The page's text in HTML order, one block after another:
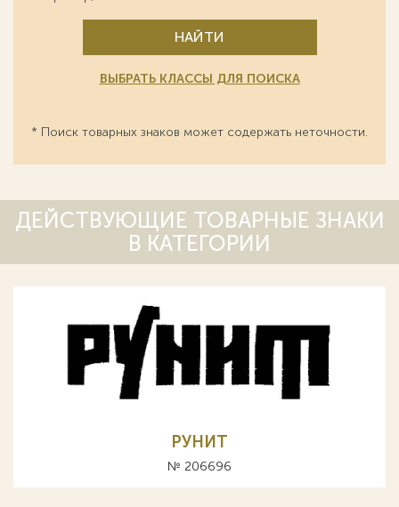
НАЙТИ
ВЫБРАТЬ КЛАССЫ ДЛЯ ПОИСКА
* Поиск товарных знаков может содержать неточности.
ДЕЙСТВУЮЩИЕ ТОВАРНЫЕ ЗНАКИ
В КАТЕГОРИИ
РУНИТ
№ 206696